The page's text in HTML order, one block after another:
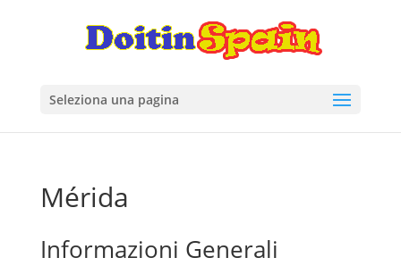
Seleziona una pagina
Mérida
Informazioni Generali